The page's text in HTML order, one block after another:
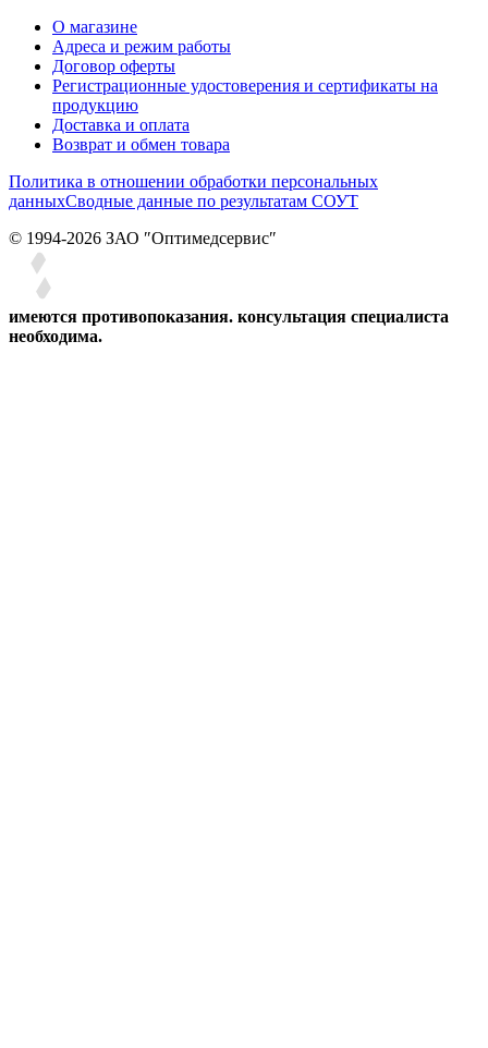
О магазине
Адреса и режим работы
Договор оферты
Регистрационные удостоверения и сертификаты на
продукцию
Доставка и оплата
Возврат и обмен товара
Политика в отношении обработки персональных
данныхСводные данные по результатам СОУТ
© 1994-2026 ЗАО ″Оптимедсервис″
имеются противопоказания. консультация специалиста
необходима.